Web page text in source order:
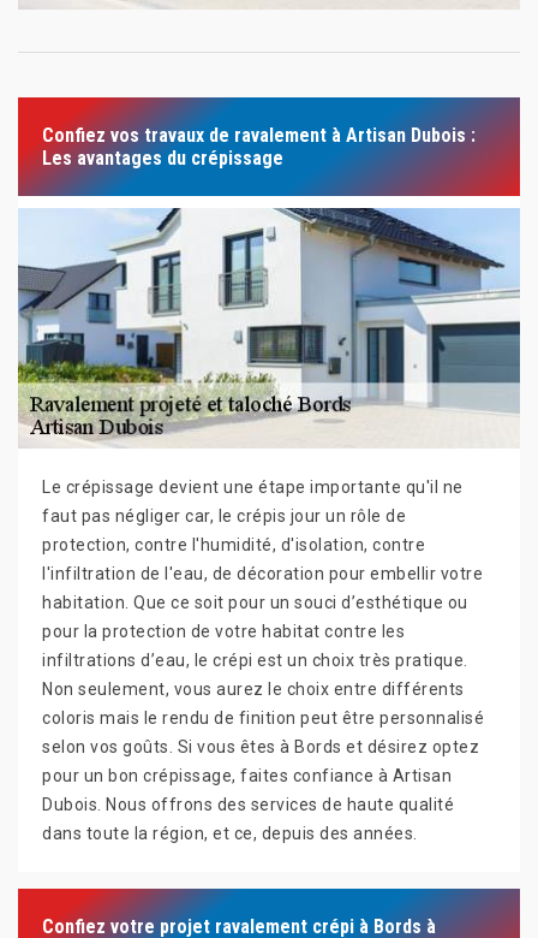
Confiez vos travaux de ravalement à Artisan Dubois :
Les avantages du crépissage
Le crépissage devient une étape importante qu'il ne
faut pas négliger car, le crépis jour un rôle de
protection, contre l'humidité, d'isolation, contre
l'infiltration de l'eau, de décoration pour embellir votre
habitation. Que ce soit pour un souci d’esthétique ou
pour la protection de votre habitat contre les
infiltrations d’eau, le crépi est un choix très pratique.
Non seulement, vous aurez le choix entre différents
coloris mais le rendu de finition peut être personnalisé
selon vos goûts. Si vous êtes à Bords et désirez optez
pour un bon crépissage, faites confiance à Artisan
Dubois. Nous offrons des services de haute qualité
dans toute la région, et ce, depuis des années.
Confiez votre projet ravalement crépi à Bords à